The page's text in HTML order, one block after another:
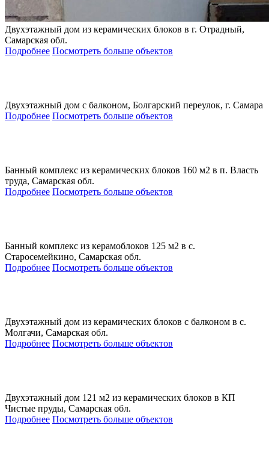
Двухэтажный дом из керамических блоков в г. Отрадный,
Самарская обл.
Подробнее Посмотреть больше объектов
Двухэтажный дом с балконом, Болгарский переулок, г. Самара
Подробнее Посмотреть больше объектов
Банный комплекс из керамических блоков 160 м2 в п. Власть
труда, Самарская обл.
Подробнее Посмотреть больше объектов
Банный комплекс из керамоблоков 125 м2 в с.
Старосемейкино, Самарская обл.
Подробнее Посмотреть больше объектов
Двухэтажный дом из керамических блоков с балконом в с.
Молгачи, Самарская обл.
Подробнее Посмотреть больше объектов
Двухэтажный дом 121 м2 из керамических блоков в КП
Чистые пруды, Самарская обл.
Подробнее Посмотреть больше объектов